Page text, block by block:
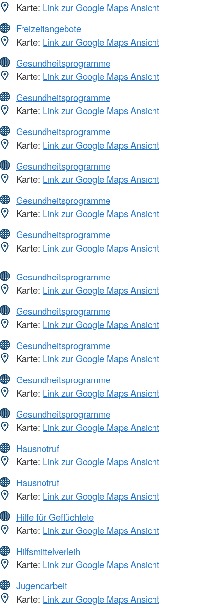
Karte: Link zur Google Maps Ansicht
Freizeitangebote
Karte: Link zur Google Maps Ansicht
Gesundheitsprogramme
Karte: Link zur Google Maps Ansicht
Gesundheitsprogramme
Karte: Link zur Google Maps Ansicht
Gesundheitsprogramme
Karte: Link zur Google Maps Ansicht
Gesundheitsprogramme
Karte: Link zur Google Maps Ansicht
Gesundheitsprogramme
Karte: Link zur Google Maps Ansicht
Gesundheitsprogramme
Karte: Link zur Google Maps Ansicht
Gesundheitsprogramme
Karte: Link zur Google Maps Ansicht
Gesundheitsprogramme
Karte: Link zur Google Maps Ansicht
Gesundheitsprogramme
Karte: Link zur Google Maps Ansicht
Gesundheitsprogramme
Karte: Link zur Google Maps Ansicht
Gesundheitsprogramme
Karte: Link zur Google Maps Ansicht
Hausnotruf
Karte: Link zur Google Maps Ansicht
Hausnotruf
Karte: Link zur Google Maps Ansicht
Hilfe für Geflüchtete
Karte: Link zur Google Maps Ansicht
Hilfsmittelverleih
Karte: Link zur Google Maps Ansicht
Jugendarbeit
Karte: Link zur Google Maps Ansicht